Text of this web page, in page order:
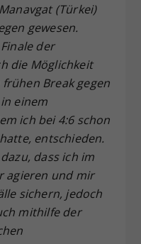
(Türkei)
gewesen.
der
die Möglichkeit
Break gegen
einem
ich bei 4:6 schon
entschieden.
dass ich im
agieren und mir
sichern, jedoch
mithilfe der